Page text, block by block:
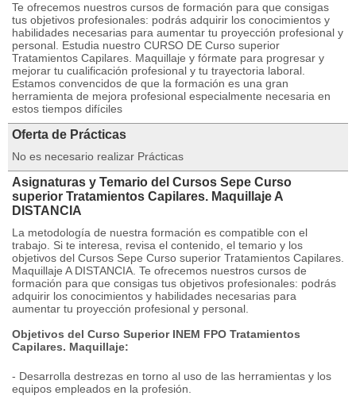
Te ofrecemos nuestros cursos de formación para que consigas
tus objetivos profesionales: podrás adquirir los conocimientos y
habilidades necesarias para aumentar tu proyección profesional y
personal. Estudia nuestro CURSO DE Curso superior
Tratamientos Capilares. Maquillaje y fórmate para progresar y
mejorar tu cualificación profesional y tu trayectoria laboral.
Estamos convencidos de que la formación es una gran
herramienta de mejora profesional especialmente necesaria en
estos tiempos difíciles
Oferta de Prácticas
No es necesario realizar Prácticas
Asignaturas y Temario del Cursos Sepe Curso
superior Tratamientos Capilares. Maquillaje A
DISTANCIA
La metodología de nuestra formación es compatible con el
trabajo. Si te interesa, revisa el contenido, el temario y los
objetivos del Cursos Sepe Curso superior Tratamientos Capilares.
Maquillaje A DISTANCIA. Te ofrecemos nuestros cursos de
formación para que consigas tus objetivos profesionales: podrás
adquirir los conocimientos y habilidades necesarias para
aumentar tu proyección profesional y personal.
Objetivos del Curso Superior INEM FPO Tratamientos
Capilares. Maquillaje:
- Desarrolla destrezas en torno al uso de las herramientas y los
equipos empleados en la profesión.